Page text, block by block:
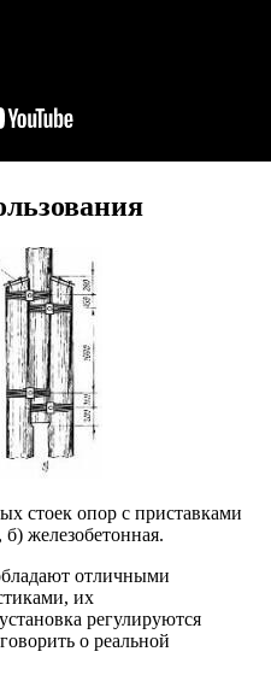
стоек опор с приставками
железобетонная.
отличными
их
регулируются
о реальной